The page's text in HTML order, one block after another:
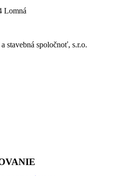
Lomná
stavebná spoločnoť, s.r.o.